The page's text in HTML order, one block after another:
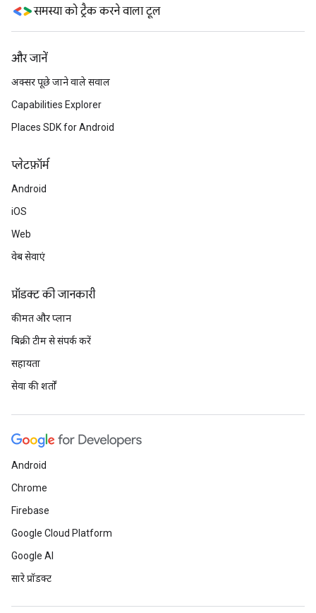
समस्या को ट्रैक करने वाला टूल
और जानें
अक्सर पूछे जाने वाले सवाल
Capabilities Explorer
Places SDK for Android
प्‍लेटफ़ॉर्म
Android
iOS
Web
वेब सेवाएं
प्रॉडक्ट की जानकारी
कीमत और प्लान
बिक्री टीम से संपर्क करें
सहायता
सेवा की शर्तों
Android
Chrome
Firebase
Google Cloud Platform
Google AI
सारे प्रॉडक्ट